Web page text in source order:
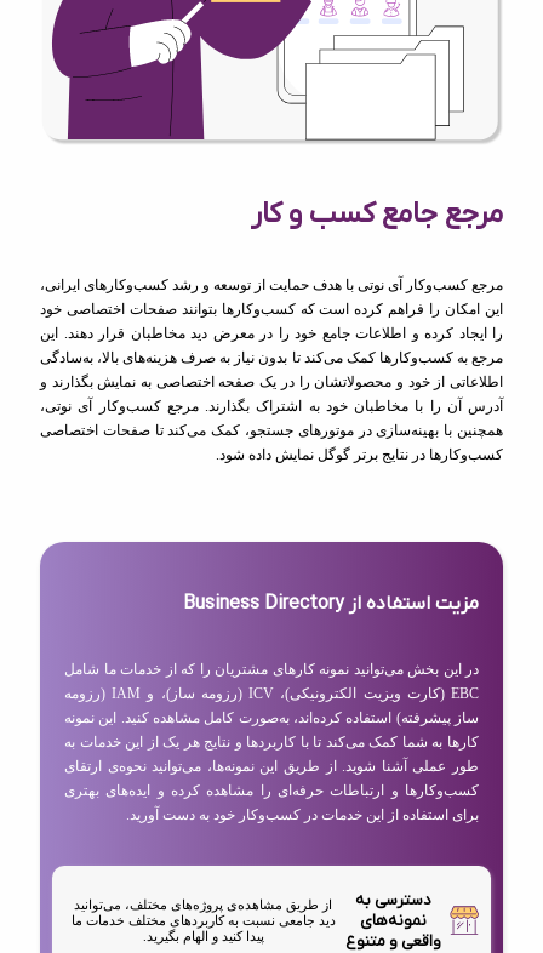
مرجع جامع کسب و کار
مرجع کسب‌وکار آی نوتی با هدف حمایت از توسعه و رشد کسب‌وکارهای ایرانی،
این امکان را فراهم کرده است که کسب‌وکارها بتوانند صفحات اختصاصی خود
را ایجاد کرده و اطلاعات جامع خود را در معرض دید مخاطبان قرار دهند. این
مرجع به کسب‌وکارها کمک می‌کند تا بدون نیاز به صرف هزینه‌های بالا، به‌سادگی
اطلاعاتی از خود و محصولاتشان را در یک صفحه اختصاصی به نمایش بگذارند و
آدرس آن را با مخاطبان خود به اشتراک بگذارند. مرجع کسب‌وکار آی نوتی،
همچنین با بهینه‌سازی در موتورهای جستجو، کمک می‌کند تا صفحات اختصاصی
کسب‌وکارها در نتایج برتر گوگل نمایش داده شود.
مزیت استفاده از Business Directory
در این بخش می‌توانید نمونه کارهای مشتریان را که از خدمات ما شامل
EBC (کارت ویزیت الکترونیکی)، ICV (رزومه ساز)، و IAM (رزومه
ساز پیشرفته) استفاده کرده‌اند، به‌صورت کامل مشاهده کنید. این نمونه
کارها به شما کمک می‌کند تا با کاربردها و نتایج هر یک از این خدمات به
طور عملی آشنا شوید. از طریق این نمونه‌ها، می‌توانید نحوه‌ی ارتقای
کسب‌وکارها و ارتباطات حرفه‌ای را مشاهده کرده و ایده‌های بهتری
برای استفاده از این خدمات در کسب‌وکار خود به دست آورید.
دسترسی به
نمونه‌های
واقعی و متنوع
از طریق مشاهده‌ی پروژه‌های مختلف، می‌توانید
دید جامعی نسبت به کاربردهای مختلف خدمات ما
پیدا کنید و الهام بگیرید.